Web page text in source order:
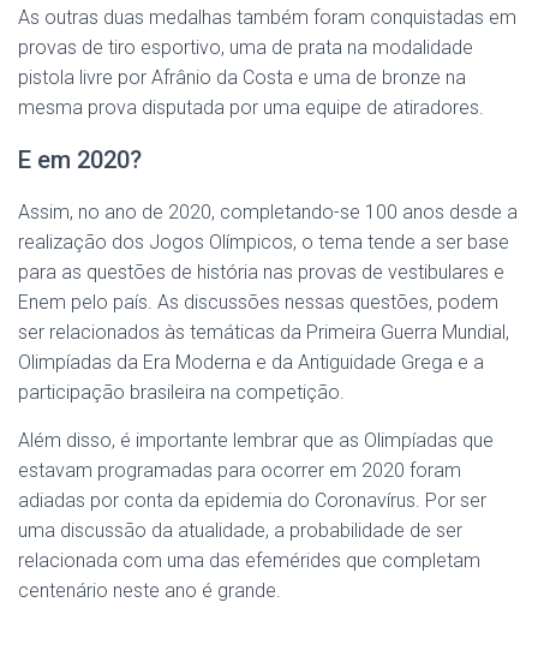
As outras duas medalhas também foram conquistadas em
provas de tiro esportivo, uma de prata na modalidade
pistola livre por Afrânio da Costa e uma de bronze na
mesma prova disputada por uma equipe de atiradores.
E em 2020?
Assim, no ano de 2020, completando-se 100 anos desde a
realização dos Jogos Olímpicos, o tema tende a ser base
para as questões de história nas provas de vestibulares e
Enem pelo país. As discussões nessas questões, podem
ser relacionados às temáticas da Primeira Guerra Mundial,
Olimpíadas da Era Moderna e da Antiguidade Grega e a
participação brasileira na competição.
Além disso, é importante lembrar que as Olimpíadas que
estavam programadas para ocorrer em 2020 foram
adiadas por conta da epidemia do Coronavírus. Por ser
uma discussão da atualidade, a probabilidade de ser
relacionada com uma das efemérides que completam
centenário neste ano é grande.